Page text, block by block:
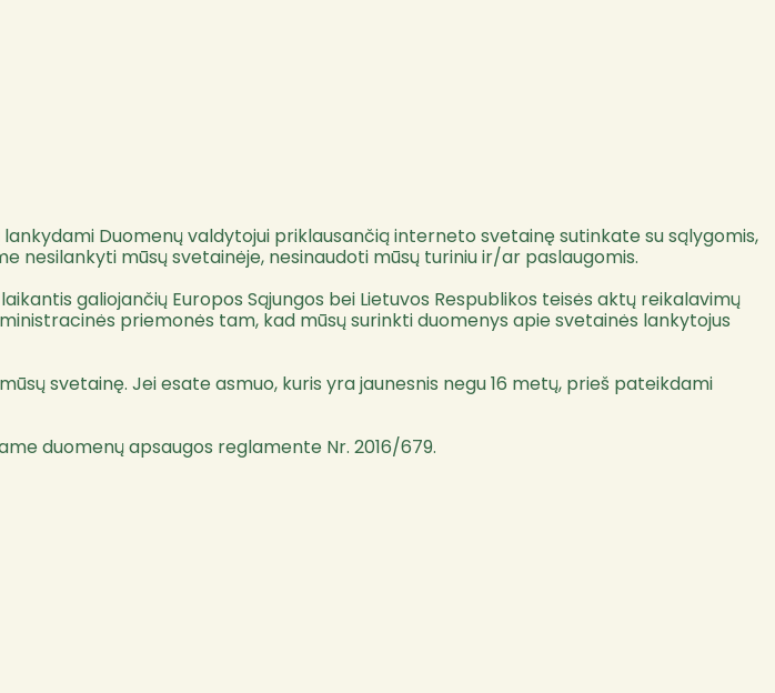
Duomenų valdytojui priklausančią interneto svetainę sutinkate su sąlygomis,
nesilankyti mūsų svetainėje, nesinaudoti mūsų turiniu ir/ar paslaugomis.
galiojančių Europos Sąjungos bei Lietuvos Respublikos teisės aktų reikalavimų
priemonės tam, kad mūsų surinkti duomenys apie svetainės lankytojus
svetainę. Jei esate asmuo, kuris yra jaunesnis negu 16 metų, prieš pateikdami
duomenų apsaugos reglamente Nr. 2016/679.